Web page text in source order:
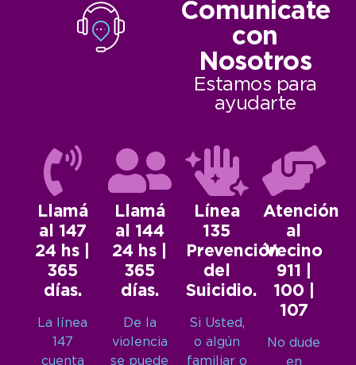
Comunicate
con
Nosotros
Estamos para
ayudarte
Llamá
al 147
24 hs |
365
días.
La línea
147
cuenta
Llamá
al 144
24 hs |
365
días.
De la
violencia
se puede
Línea
135
Prevención
del
Suicidio.
Si Usted,
o algún
familiar o
Atención
al
Vecino
911 |
100 |
107
No dude
en